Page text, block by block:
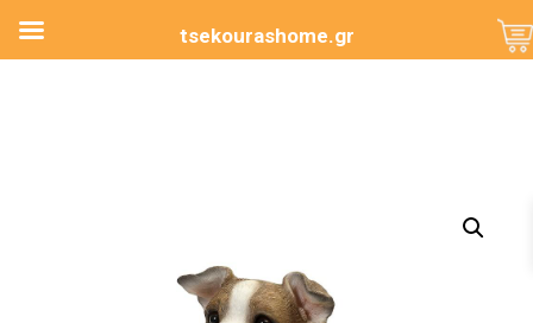
tsekourashome.gr